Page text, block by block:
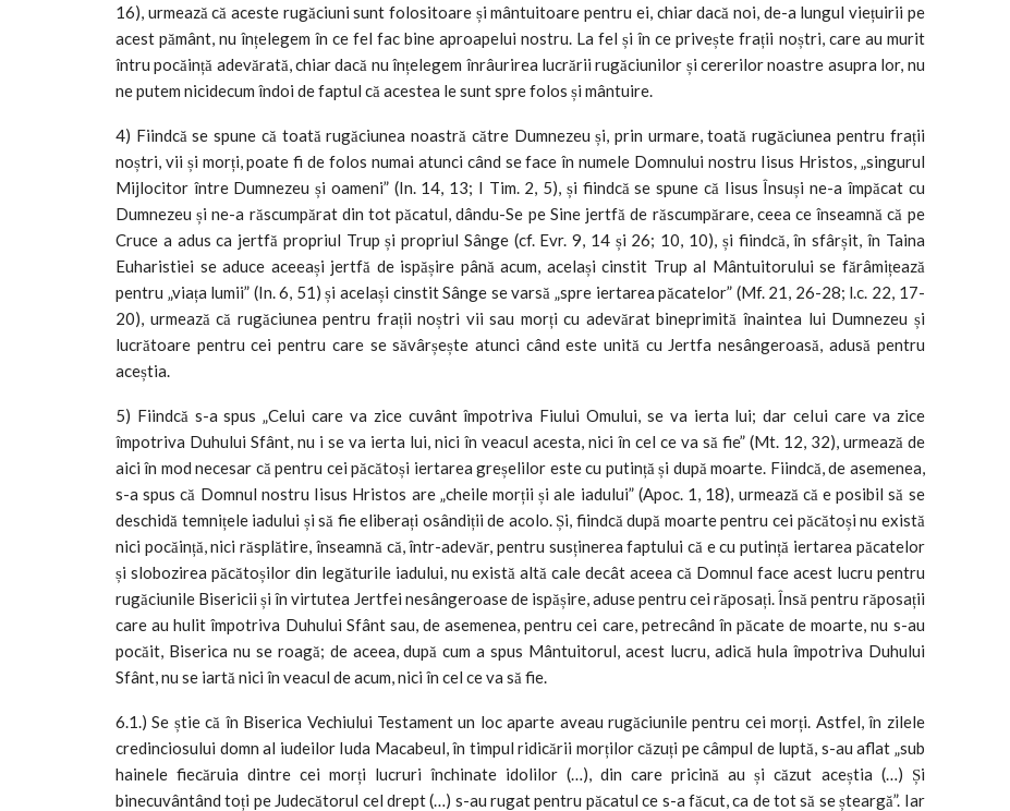
16), urmează că aceste rugăciuni sunt folositoare și mântuitoare pentru ei, chiar dacă noi, de-a lungul viețuirii pe
acest pământ, nu înțelegem în ce fel fac bine aproapelui nostru. La fel și în ce privește frații noștri, care au murit
întru pocăință adevărată, chiar dacă nu înțelegem înrâurirea lucrării rugăciunilor și cererilor noastre asupra lor, nu
ne putem nicidecum îndoi de faptul că acestea le sunt spre folos și mântuire.
4) Fiindcă se spune că toată rugăciunea noastră către Dumnezeu și, prin urmare, toată rugăciunea pentru frații
noștri, vii și morți, poate fi de folos numai atunci când se face în numele Domnului nostru Iisus Hristos, „singurul
Mijlocitor între Dumnezeu și oameni” (In. 14, 13; I Tim. 2, 5), și fiindcă se spune că Iisus Însuși ne-a împăcat cu
Dumnezeu și ne-a răscumpărat din tot păcatul, dându-Se pe Sine jertfă de răscumpărare, ceea ce înseamnă că pe
Cruce a adus ca jertfă propriul Trup și propriul Sânge (cf. Evr. 9, 14 și 26; 10, 10), și fiindcă, în sfârșit, în Taina
Euharistiei se aduce aceeași jertfă de ispășire până acum, același cinstit Trup al Mântuitorului se fărâmițează
pentru „viața lumii” (In. 6, 51) și același cinstit Sânge se varsă „spre iertarea păcatelor” (Mf. 21, 26-28; l.c. 22, 17-
20), urmează că rugăciunea pentru frații noștri vii sau morți cu adevărat bineprimită înaintea lui Dumnezeu și
lucrătoare pentru cei pentru care se săvârșește atunci când este unită cu Jertfa nesângeroasă, adusă pentru
aceștia.
5) Fiindcă s-a spus „Celui care va zice cuvânt împotriva Fiului Omului, se va ierta lui; dar ceIui care va zice
împotriva Duhului Sfânt, nu i se va ierta lui, nici în veacul acesta, nici în cel ce va să fie” (Mt. 12, 32), urmează de
aici în mod necesar că pentru cei păcătoși iertarea greșelilor este cu putință și după moarte. Fiindcă, de asemenea,
s-a spus că Domnul nostru Iisus Hristos are „cheile morții și ale iadului” (Apoc. 1, 18), urmează că e posibil să se
deschidă temnițele iadului și să fie eliberați osândiții de acolo. Și, fiindcă după moarte pentru cei păcătoși nu există
nici pocăință, nici răsplătire, înseamnă că, într-adevăr, pentru susținerea faptului că e cu putință iertarea păcatelor
și slobozirea păcătoșilor din legăturile iadului, nu există altă cale decât aceea că Domnul face acest lucru pentru
rugăciunile Bisericii și în virtutea Jertfei nesângeroase de ispășire, aduse pentru cei răposați. Însă pentru răposații
care au hulit împotriva Duhului Sfânt sau, de asemenea, pentru cei care, petrecând în păcate de moarte, nu s-au
pocăit, Biserica nu se roagă; de aceea, după cum a spus Mântuitorul, acest lucru, adică hula împotriva Duhului
Sfânt, nu se iartă nici în veacul de acum, nici în cel ce va să fie.
6.1.) Se știe că în Biserica Vechiului Testament un loc aparte aveau rugăciunile pentru cei morți. Astfel, în zilele
credinciosului domn al iudeilor Iuda Macabeul, în timpul ridicării morților căzuți pe câmpul de luptă, s-au aflat „sub
hainele fiecăruia dintre cei morți lucruri închinate idolilor (…), din care pricină au și căzut aceștia (…) Și
binecuvântând toți pe Judecătorul cel drept (…) s-au rugat pentru păcatul ce s-a făcut, ca de tot să se șteargă”. Iar